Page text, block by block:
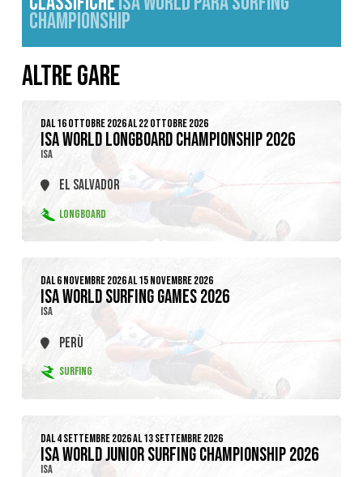
CHAMPIONSHIP
ALTRE GARE
DAL 16 OTTOBRE 2026 AL 22 OTTOBRE 2026
ISA WORLD LONGBOARD CHAMPIONSHIP 2026
ISA
EL SALVADOR
LONGBOARD
DAL 6 NOVEMBRE 2026 AL 15 NOVEMBRE 2026
ISA WORLD SURFING GAMES 2026
ISA
PERÙ
SURFING
DAL 4 SETTEMBRE 2026 AL 13 SETTEMBRE 2026
ISA WORLD JUNIOR SURFING CHAMPIONSHIP 2026
ISA